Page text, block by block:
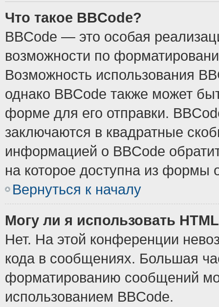
Что такое BBCode?
BBCode — это особая
возможности по
Возможность использования
однако BBCode также может
форме для его отправки.
заключаются в квадратные
информацией о BBCode
на которое доступна из формы
Вернуться к началу
Могу ли я использовать
Нет. На этой конференции
кода в сообщениях. Большая
форматированию сообщений
использованием BBCode.